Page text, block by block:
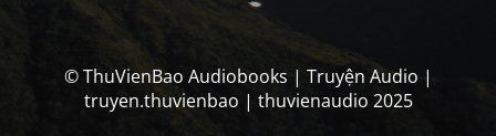
© ThuVienBao Audiobooks | Truyện Audio |
truyen.thuvienbao | thuvienaudio 2025